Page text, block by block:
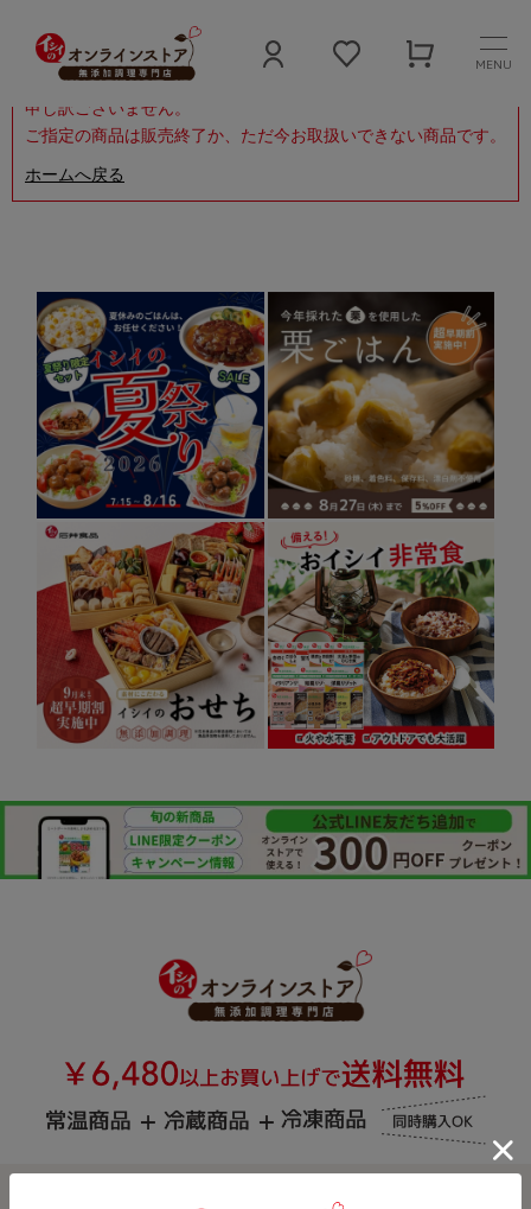
MENU
申し訳ございません。
ご指定の商品は販売終了か、ただ今お取扱いできない商品です。
ホームへ戻る